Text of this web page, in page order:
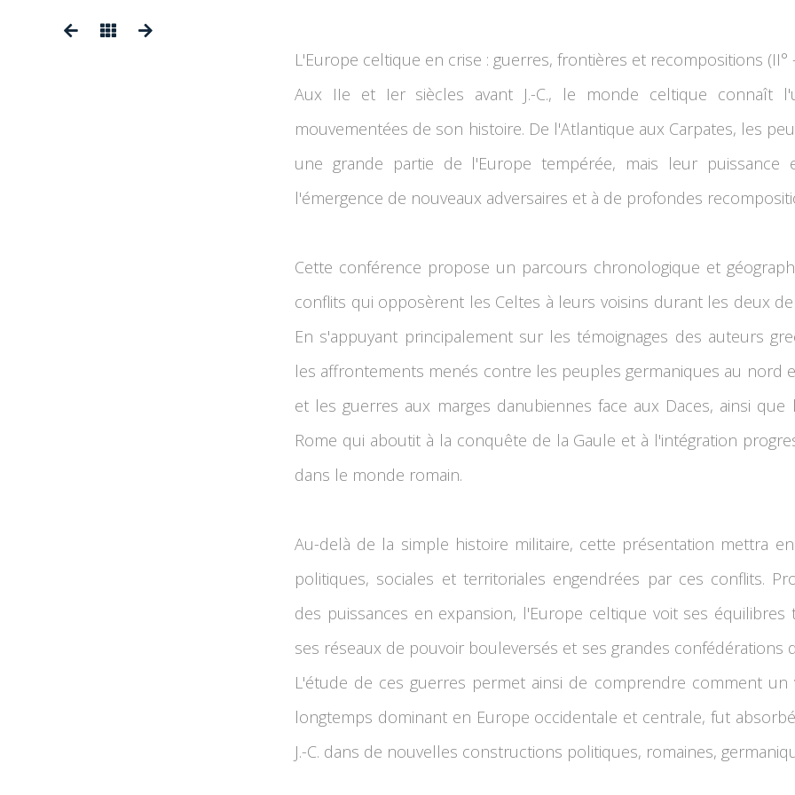
L'Europe celtique en crise : guerres, frontières et recompositions (II° -
Aux IIe et Ier siècles avant J.-C., le monde celtique connaît
mouvementées de son histoire. De l'Atlantique aux Carpates, les
une grande partie de l'Europe tempérée, mais leur puissance
l'émergence de nouveaux adversaires et à de profondes
Cette conférence propose un parcours chronologique et
conflits qui opposèrent les Celtes à leurs voisins durant les deux
En s'appuyant principalement sur les témoignages des auteurs
les affrontements menés contre les peuples germaniques au nord
et les guerres aux marges danubiennes face aux Daces, ainsi
Rome qui aboutit à la conquête de la Gaule et à l'intégration
dans le monde romain.
Au-delà de la simple histoire militaire, cette présentation mettra
politiques, sociales et territoriales engendrées par ces conflits.
des puissances en expansion, l'Europe celtique voit ses
ses réseaux de pouvoir bouleversés et ses grandes confédérations
L'étude de ces guerres permet ainsi de comprendre comment
longtemps dominant en Europe occidentale et centrale, fut
J.-C. dans de nouvelles constructions politiques, romaines,